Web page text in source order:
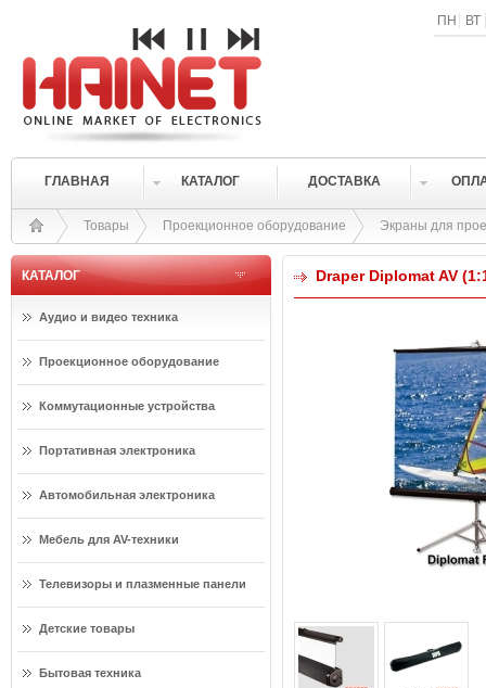
ПН ВТ
ГЛАВНАЯ КАТАЛОГ ДОСТАВКА
Товары Проекционное оборудование Экраны для
КАТАЛОГ
Аудио и видео техника
Проекционное оборудование
Коммутационные устройства
Портативная электроника
Автомобильная электроника
Мебель для AV-техники
Телевизоры и плазменные панели
Детские товары
Бытовая техника
Draper Diplomat AV